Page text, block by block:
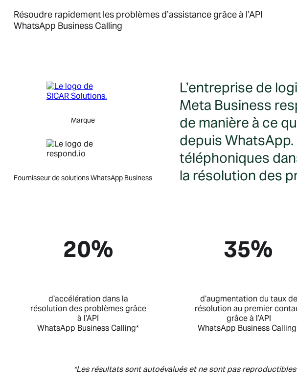
Résoudre rapidement les problèmes d’assistance grâce à l’API
WhatsApp Business Calling
Marque
Fournisseur de solutions WhatsApp Business
L’entreprise de
Meta Business
de manière à ce
depuis
téléphoniques
la résolution des
20%
d’accélération dans la
résolution des problèmes grâce
à l’API
WhatsApp Business Calling*
35%
d’augmentation du taux de
résolution au premier
grâce à l’API
WhatsApp Business
*Les résultats sont autoévalués et ne sont pas